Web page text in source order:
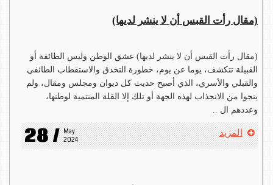
(مقال رأت القبس أن لا ينشر لديها)
(مقال رأت القبس أن لا ينشر لديها) عشق الوطن وليس الطائفة أو
القبيلة تتكشف، يوما عن يوم، خطورة التخدق والاستقطاب الطائفي
والقبلي والأسري، الذي أصبح حديث كل ديوان ومجلس ومقال، ولم
ينجوا من الانجذاب لهذه الجهة أو تلك إلا القلة المنتمية لوطنها،
وعددهم ال ..
28 / May
2024
المزيد